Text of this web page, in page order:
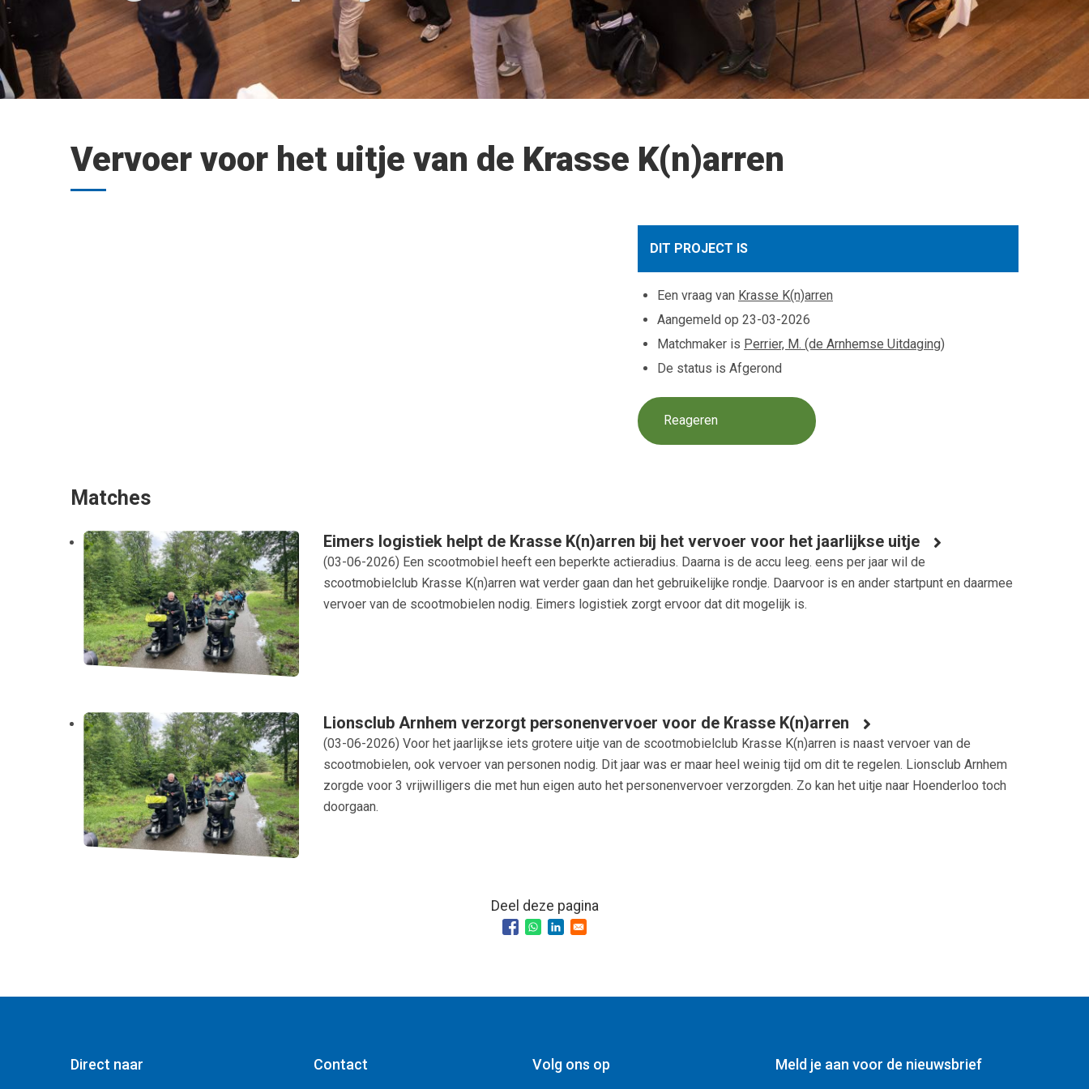
Vervoer voor het uitje van de Krasse K(n)arren
DIT PROJECT IS
Een vraag van Krasse K(n)arren
Aangemeld op 23-03-2026
Matchmaker is Perrier, M. (de Arnhemse Uitdaging)
De status is Afgerond
Reageren
Matches
Eimers logistiek helpt de Krasse K(n)arren bij het vervoer voor het jaarlijkse uitje
(03-06-2026) Een scootmobiel heeft een beperkte actieradius. Daarna is de accu leeg. eens per jaar wil de
scootmobielclub Krasse K(n)arren wat verder gaan dan het gebruikelijke rondje. Daarvoor is en ander startpunt en daarmee
vervoer van de scootmobielen nodig. Eimers logistiek zorgt ervoor dat dit mogelijk is.
Lionsclub Arnhem verzorgt personenvervoer voor de Krasse K(n)arren
(03-06-2026) Voor het jaarlijkse iets grotere uitje van de scootmobielclub Krasse K(n)arren is naast vervoer van de
scootmobielen, ook vervoer van personen nodig. Dit jaar was er maar heel weinig tijd om dit te regelen. Lionsclub Arnhem
zorgde voor 3 vrijwilligers die met hun eigen auto het personenvervoer verzorgden. Zo kan het uitje naar Hoenderloo toch
doorgaan.
Deel deze pagina
Direct naar Contact Volg ons op Meld je aan voor de nieuwsbrief